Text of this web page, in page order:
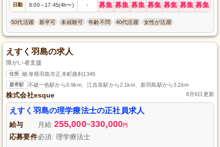
日勤 8:00～ 17:45(4h〜) - 募集 募集 募集 募集 募集 募集 募集
50代活躍 新卒可 未経験可 年齢不問 40代活躍 女性が活躍
えすく羽島の求人
障がい者支援
住所 岐阜県羽島市正木町曲利1345
最寄駅 不破一色駅から0.9km、江吉良駅から2.1km、新羽島駅から3.2km
株式会社esque 8月6日更新
えすく羽島の理学療法士の正社員求人
給与 月給 255,000~330,000円
応募要件必須: 理学療法士